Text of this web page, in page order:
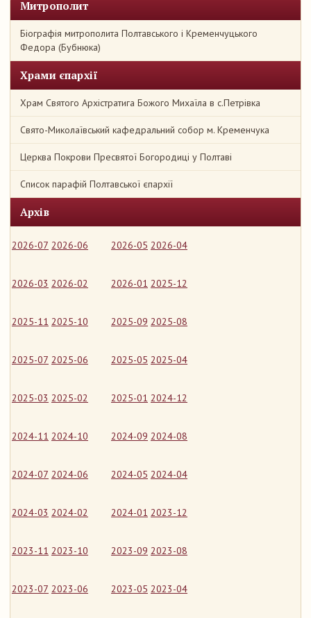
Митрополит
Біографія митрополита Полтавського і Кременчуцького
Федора (Бубнюка)
Храми єпархії
Храм Святого Архістратига Божого Михаїла в с.Петрівка
Свято-Миколаївський кафедральний собор м. Кременчука
Церква Покрови Пресвятої Богородиці у Полтаві
Список парафій Полтавської єпархії
Архів
2026-07 2026-06 2026-05 2026-04
2026-03 2026-02 2026-01 2025-12
2025-11 2025-10 2025-09 2025-08
2025-07 2025-06 2025-05 2025-04
2025-03 2025-02 2025-01 2024-12
2024-11 2024-10 2024-09 2024-08
2024-07 2024-06 2024-05 2024-04
2024-03 2024-02 2024-01 2023-12
2023-11 2023-10 2023-09 2023-08
2023-07 2023-06 2023-05 2023-04